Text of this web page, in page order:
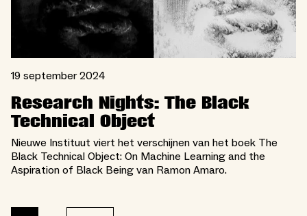
19 september 2024
Research Nights: The Black
Technical Object
Nieuwe Instituut viert het verschijnen van het boek The
Black Technical Object: On Machine Learning and the
Aspiration of Black Being van Ramon Amaro.